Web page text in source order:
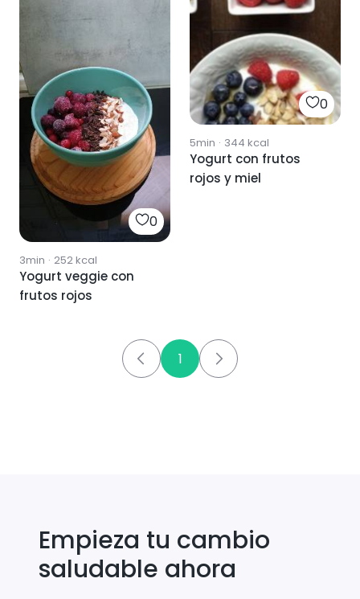
0
3min · 252kcal
Yogurt veggie con
frutos rojos
0
5min · 344 kcal
Yogurt con frutos
rojos y miel
1
Empieza tu cambio
saludable ahora